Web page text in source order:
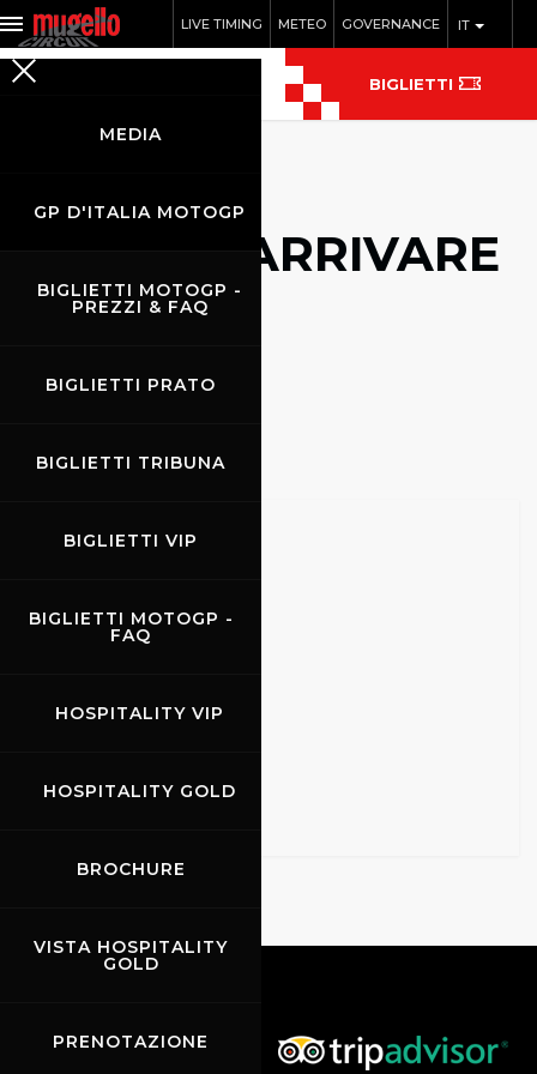
IT
LIVE TIMING METEO GOVERNANCE
MEDIA
GP D'ITALIA MOTOGP
BIGLIETTI MOTOGP -
PREZZI & FAQ
BIGLIETTI PRATO
BIGLIETTI TRIBUNA
BIGLIETTI VIP
BIGLIETTI MOTOGP -
FAQ
HOSPITALITY VIP
HOSPITALITY GOLD
BROCHURE
VISTA HOSPITALITY
GOLD
PRENOTAZIONE
BIGLIETTI
COME ARRIVARE